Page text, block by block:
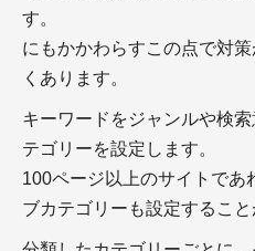
＋フリーランス実態調査
＋副業に確定申告は必要？
スキル
す。
にもかかわらすこの点で対
くあります。
キーワードをジャンルや検
テゴリーを設定します。
100ページ以上のサイトであ
ブカテゴリーも設定すること